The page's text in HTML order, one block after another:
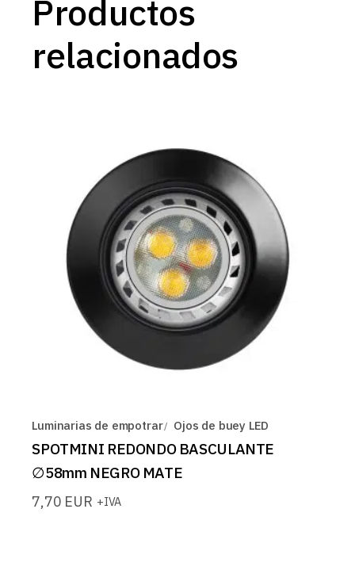
Productos
relacionados
Luminarias de empotrar Ojos de buey LED
SPOTMINI REDONDO BASCULANTE
∅58mm NEGRO MATE
7,70 EUR +IVA